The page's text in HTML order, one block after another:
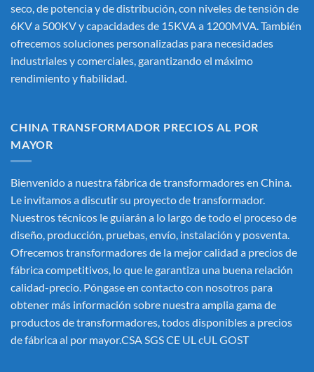
seco, de potencia y de distribución, con niveles de tensión de
6KV a 500KV y capacidades de 15KVA a 1200MVA. También
ofrecemos soluciones personalizadas para necesidades
industriales y comerciales, garantizando el máximo
rendimiento y fiabilidad.
CHINA TRANSFORMADOR PRECIOS AL POR
MAYOR
Bienvenido a nuestra fábrica de transformadores en China.
Le invitamos a discutir su proyecto de transformador.
Nuestros técnicos le guiarán a lo largo de todo el proceso de
diseño, producción, pruebas, envío, instalación y posventa.
Ofrecemos transformadores de la mejor calidad a precios de
fábrica competitivos, lo que le garantiza una buena relación
calidad-precio. Póngase en contacto con nosotros para
obtener más información sobre nuestra amplia gama de
productos de transformadores, todos disponibles a precios
de fábrica al por mayor.CSA SGS CE UL cUL GOST